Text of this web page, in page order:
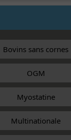
et le sens du
leurs
qui favorisent «
la subordination »
Il est
et
et de
harmonieuse.
Bovins sans cornes
OGM
Myostatine
Multinationale